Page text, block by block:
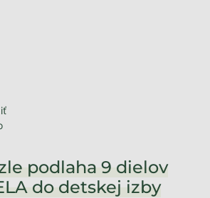
podlaha 9 dielov
do detskej izby